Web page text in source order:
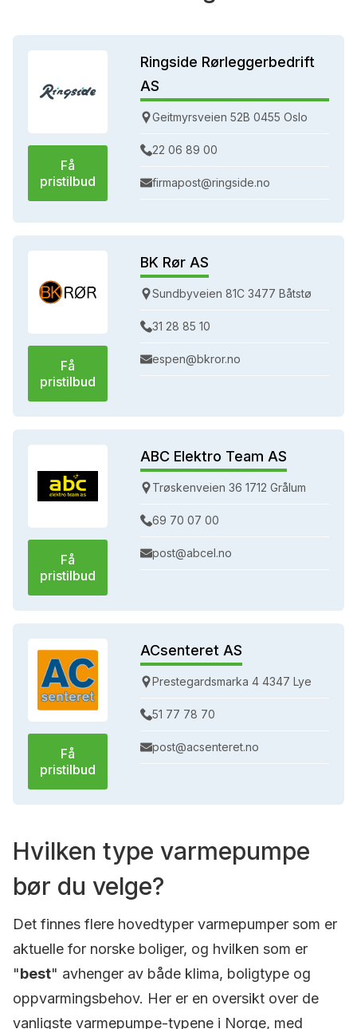
Få
pristilbud
Ringside Rørleggerbedrift
AS
Geitmyrsveien 52B 0455 Oslo
22 06 89 00
firmapost@ringside.no
Få
pristilbud
BK Rør AS
Sundbyveien 81C 3477 Båtstø
31 28 85 10
espen@bkror.no
Få
pristilbud
ABC Elektro Team AS
Trøskenveien 36 1712 Grålum
69 70 07 00
post@abcel.no
Få
pristilbud
ACsenteret AS
Prestegardsmarka 4 4347 Lye
51 77 78 70
post@acsenteret.no
Hvilken type varmepumpe
bør du velge?
Det finnes flere hovedtyper varmepumper som er
aktuelle for norske boliger, og hvilken som er
"best" avhenger av både klima, boligtype og
oppvarmingsbehov. Her er en oversikt over de
vanligste varmepumpe-typene i Norge, med